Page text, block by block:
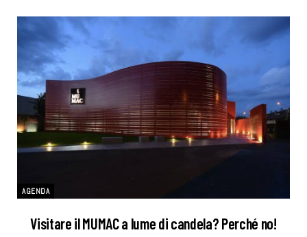
AGENDA
Visitare il MUMAC a lume di candela? Perché no!